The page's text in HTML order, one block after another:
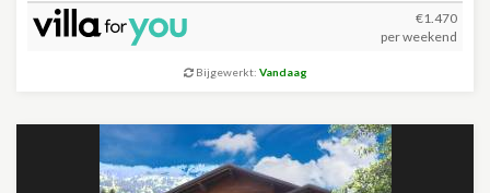
€1.470
per weekend
Bijgewerkt: Vandaag